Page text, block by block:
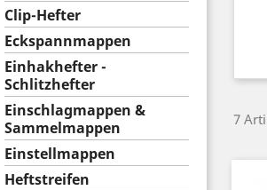
Clip-Hefter
Eckspannmappen
Einhakhefter -
Schlitzhefter
Einschlagmappen &
Sammelmappen
Einstellmappen
Heftstreifen
7